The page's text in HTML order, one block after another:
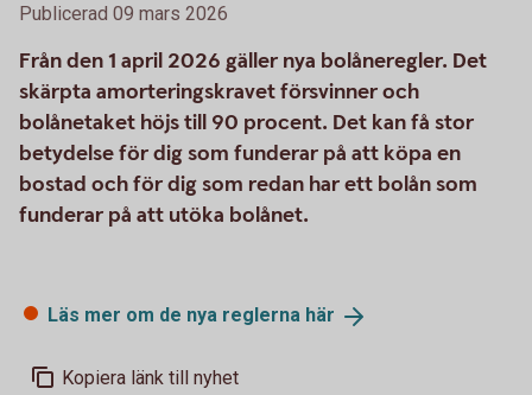
Publicerad 09 mars 2026
Från den 1 april 2026 gäller nya bolåneregler. Det
skärpta amorteringskravet försvinner och
bolånetaket höjs till 90 procent. Det kan få stor
betydelse för dig som funderar på att köpa en
bostad och för dig som redan har ett bolån som
funderar på att utöka bolånet.
Läs mer om de nya reglerna här
Kopiera länk till nyhet